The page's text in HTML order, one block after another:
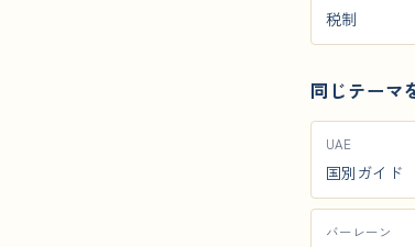
税制
同じテーマ
UAE
国別ガイド
バーレーン